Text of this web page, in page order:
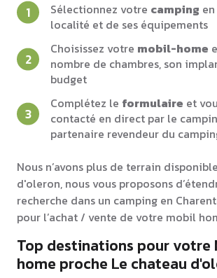
Sélectionnez votre camping
localité et de ses équipements
Choisissez votre mobil-home
nombre de chambres, son
budget
Complétez le formulaire et
contacté en direct par le
partenaire revendeur du
Nous n’avons plus de terrain
d'oleron, nous vous proposons
recherche dans un camping en
pour l’achat / vente de votre mobil
Top destinations pour votre
home proche Le chateau